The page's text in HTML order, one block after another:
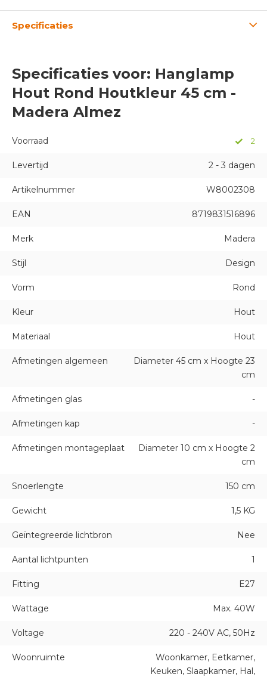
Specificaties
Specificaties voor: Hanglamp
Hout Rond Houtkleur 45 cm -
Madera Almez
Voorraad 2
Levertijd 2 - 3 dagen
Artikelnummer W8002308
EAN 8719831516896
Merk Madera
Stijl Design
Vorm Rond
Kleur Hout
Materiaal Hout
Afmetingen algemeen
Diameter 45 cm x Hoogte 23
cm
Afmetingen glas -
Afmetingen kap -
Afmetingen montageplaat
Diameter 10 cm x Hoogte 2
cm
Snoerlengte 150 cm
Gewicht 1,5 KG
Geïntegreerde lichtbron Nee
Aantal lichtpunten 1
Fitting E27
Wattage Max. 40W
Voltage 220 - 240V AC, 50Hz
Woonruimte
Woonkamer, Eetkamer,
Keuken, Slaapkamer, Hal,